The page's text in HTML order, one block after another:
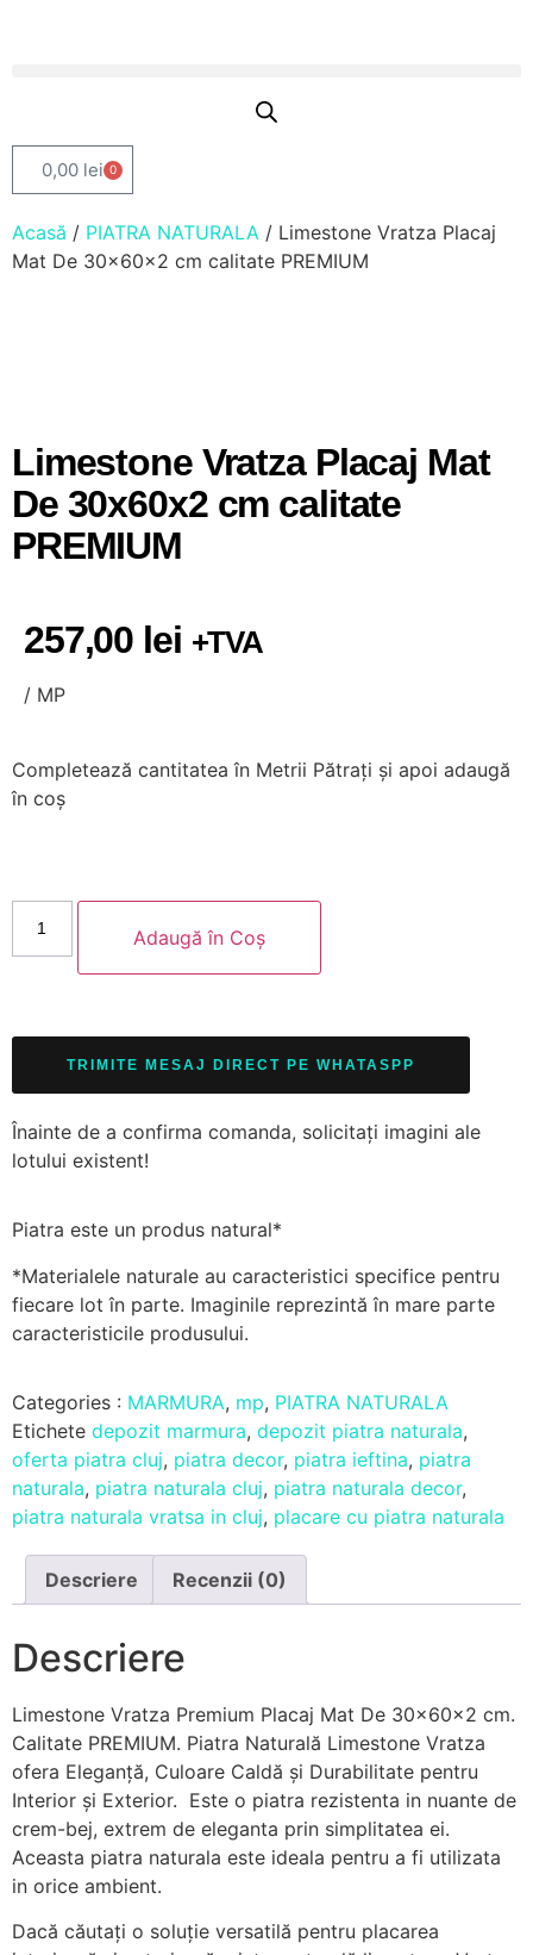
0,00 lei 0
Acasă / PIATRA NATURALA / Limestone Vratza Placaj
Mat De 30x60x2 cm calitate PREMIUM
Limestone Vratza Placaj Mat
De 30x60x2 cm calitate
PREMIUM
257,00 lei +TVA
/ MP
Completează cantitateaîn Metrii Pătrați și apoi adaugă
în coș
Adaugă în Coș
TRIMITE MESAJ DIRECT PE WHATASPP
Înainte de a confirma comanda, solicitați imagini ale
lotului existent!
Piatra este un produs natural*
*Materialele naturale au caracteristici specifice pentru
fiecare lot în parte. Imaginile reprezintă în mare parte
caracteristicile produsului.
Categories : MARMURA, mp, PIATRA NATURALA
Etichete depozit marmura, depozit piatra naturala,
oferta piatra cluj, piatra decor, piatra ieftina, piatra
naturala, piatra naturala cluj, piatra naturala decor,
piatra naturala vratsa in cluj, placare cu piatra naturala
Descriere Recenzii (0)
Descriere
Limestone Vratza Premium Placaj Mat De 30x60x2 cm.
Calitate PREMIUM. Piatra Naturală Limestone Vratza
ofera Eleganță, Culoare Caldă și Durabilitate pentru
Interior și Exterior. Este o piatra rezistenta in nuante de
crem-bej, extrem de eleganta prin simplitatea ei.
Aceasta piatra naturala este ideala pentru a fi utilizata
in orice ambient.
Dacă căutați o soluție versatilă pentru placarea